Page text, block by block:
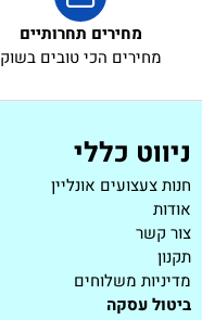
מחירים תחרותיים
מחירים הכי טובים בשוק
ניווט כללי
חנות צעצועים אונליין
אודות
צור קשר
תקנון
מדיניות משלוחים
ביטול עסקה